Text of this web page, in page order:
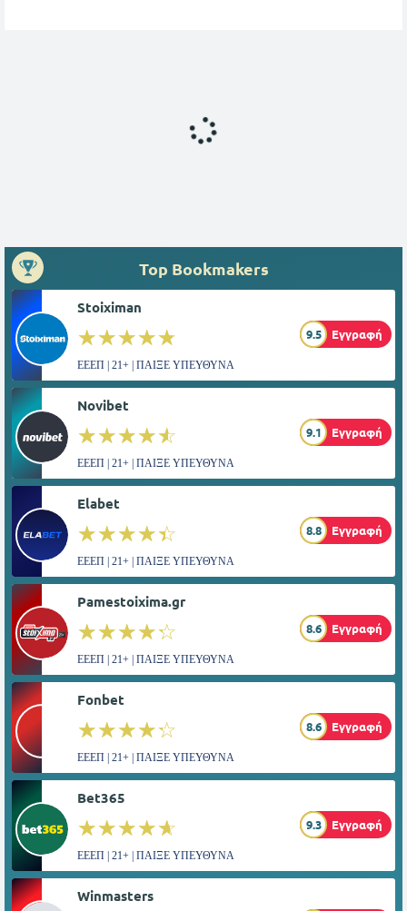
Top Bookmakers
Stoiximan
☆☆☆☆☆
★★★★★ 9.5 Εγγραφή
ΕΕΕΠ | 21+ | ΠΑΙΞΕ ΥΠΕΥΘΥΝΑ
Novibet
☆☆☆☆☆
★★★★★ 9.1 Εγγραφή
ΕΕΕΠ | 21+ | ΠΑΙΞΕ ΥΠΕΥΘΥΝΑ
Elabet
☆☆☆☆☆
★★★★★ 8.8 Εγγραφή
ΕΕΕΠ | 21+ | ΠΑΙΞΕ ΥΠΕΥΘΥΝΑ
Pamestoixima.gr
☆☆☆☆☆
★★★★★ 8.6 Εγγραφή
ΕΕΕΠ | 21+ | ΠΑΙΞΕ ΥΠΕΥΘΥΝΑ
Fonbet
☆☆☆☆☆
★★★★★ 8.6 Εγγραφή
ΕΕΕΠ | 21+ | ΠΑΙΞΕ ΥΠΕΥΘΥΝΑ
Bet365
☆☆☆☆☆
★★★★★ 9.3 Εγγραφή
ΕΕΕΠ | 21+ | ΠΑΙΞΕ ΥΠΕΥΘΥΝΑ
Winmasters